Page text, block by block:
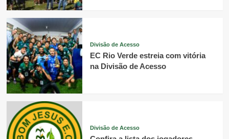
Divisão de Acesso
EC Rio Verde estreia com vitória
na Divisão de Acesso
Divisão de Acesso